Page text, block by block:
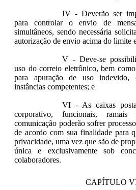
IV - Deverão ser
para controlar o envio de
simultâneos, sendo necessária
autorização de envio acima do limite
V - Deve-se
uso do correio eletrônico, bem
para apuração de uso indevido,
instâncias competentes; e
VI - As caixas
corporativo, funcionais,
comunicação poderão sofrer
de acordo com sua finalidade para
privacidade, uma vez que são de
única e exclusivamente sob
colaboradores.
CAPÍTULO